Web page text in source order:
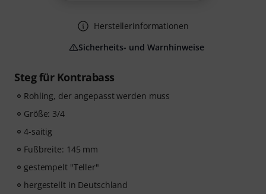
Steg für Kontrabass
Rohling, der angepasst werden muss
Größe: 3/4
4-saitig
Fußbreite: 145 mm
gestempelt "Teller"
hergestellt in Deutschland
Herstellerinformationen
Sicherheits- und Warnhinweise